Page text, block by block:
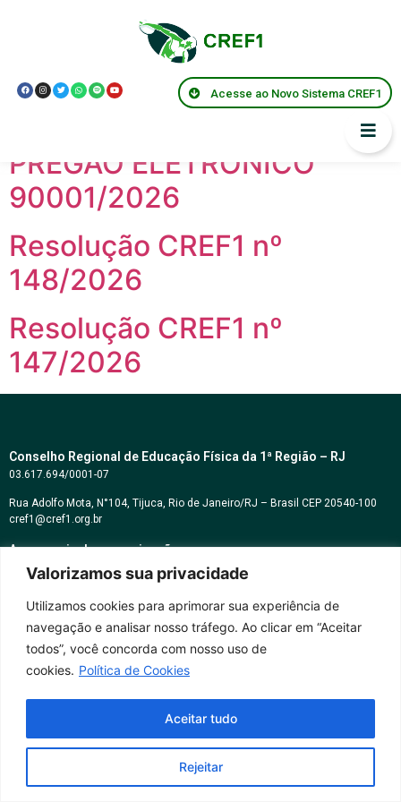
Valorizamos sua privacidade
Utilizamos cookies para aprimorar sua experiência de
navegação e analisar nosso tráfego. Ao clicar em “Aceitar
todos”, você concorda com nosso uso de
cookies. Política de Cookies
Rejeitar
Aceitar tudo
Acesse ao Novo Sistema CREF1
2026
PREGÃO ELETRÔNICO Nº
90002/2026
PREGÃO ELETRÔNICO
90001/2026
Resolução CREF1 nº
148/2026
Resolução CREF1 nº
147/2026
Conselho Regional de Educação Física da 1ª Região – RJ
03.617.694/0001-07
Rua Adolfo Mota, N°104, Tijuca, Rio de Janeiro/RJ – Brasil CEP 20540-100
cref1@cref1.org.br
Assessoria de comunicação:
decom@cref1.org.br
Horários de atendimento:
2ª a 6ª feira das 9h às 17h / Sábados das 09h às 13h
Whatsapp: (21) 2569-2398